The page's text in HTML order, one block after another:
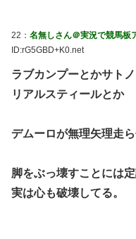
22： 名無しさん＠実況で競馬板
ID:rG5GBD+K0.net
ラブカンプーとかサト
リアルスティールとか
デムーロが無理矢理走
脚をぶっ壊すことには定
実は心も破壊してる。